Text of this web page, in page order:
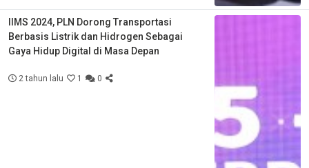
IIMS 2024, PLN Dorong Transportasi
Berbasis Listrik dan Hidrogen Sebagai
Gaya Hidup Digital di Masa Depan
2 tahun lalu 1 0